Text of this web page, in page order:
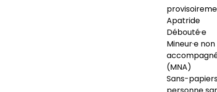
Apatride
Débouté·e
Mineur·e non
(MNA)
Sans-